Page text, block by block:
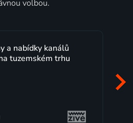
volbou.
a nabídky kanálů
tuzemském trhu